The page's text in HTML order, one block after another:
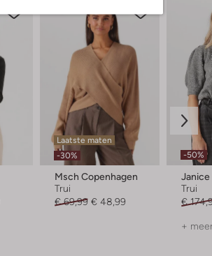
Laatste maten
-30%
Msch Copenhagen
Trui
€ 69,99 € 48,99
-50%
Janice
Trui
€
+